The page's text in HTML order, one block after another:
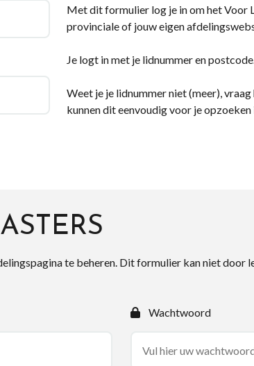
Met dit formulier log je in om het Voor
provinciale of jouw eigen
Je logt in met je lidnummer en
Weet je je lidnummer niet (meer),
kunnen dit eenvoudig voor je
te beheren. Dit formulier kan niet door
Wachtwoord